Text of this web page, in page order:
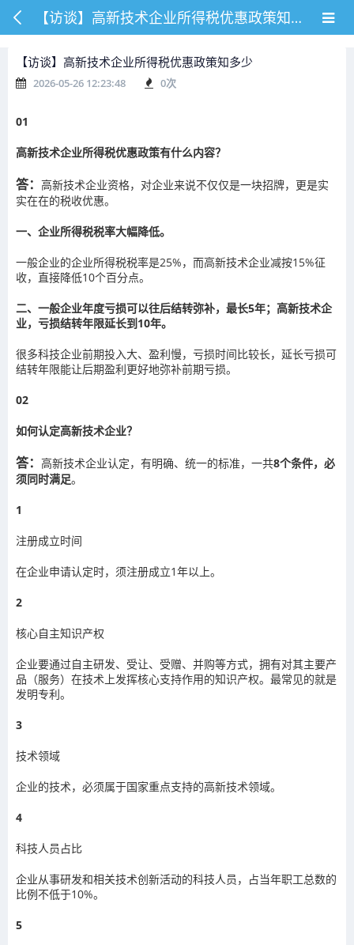
【访谈】高新技术企业所得税优惠政策知多少
【访谈】高新技术企业所得税优惠政策知多少
2026-05-26 12:23:48 0次
01
高新技术企业所得税优惠政策有什么内容？
答： 高新技术企业资格，对企业来说不仅仅是一块招牌，更是实
实在在的税收优惠。
一、企业所得税税率大幅降低。
一般企业的企业所得税税率是25%，而高新技术企业减按15%征
收，直接降低10个百分点。
二、一般企业年度亏损可以往后结转弥补，最长5年；高新技术企
业，亏损结转年限延长到10年。
很多科技企业前期投入大、盈利慢，亏损时间比较长，延长亏损可
结转年限能让后期盈利更好地弥补前期亏损。
02
如何认定高新技术企业？
答： 高新技术企业认定，有明确、统一的标准，一共8个条件，必
须同时满足。
1
注册成立时间
在企业申请认定时，须注册成立1年以上。
2
核心自主知识产权
企业要通过自主研发、受让、受赠、并购等方式，拥有对其主要产
品（服务）在技术上发挥核心支持作用的知识产权。最常见的就是
发明专利。
3
技术领域
企业的技术，必须属于国家重点支持的高新技术领域。
4
科技人员占比
企业从事研发和相关技术创新活动的科技人员，占当年职工总数的
比例不低于10%。
5